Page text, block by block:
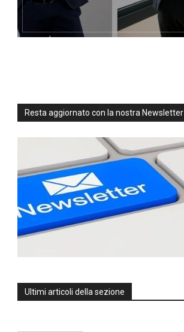
Resta aggiornato con la nostra Newsletter
Ultimi articoli della sezione